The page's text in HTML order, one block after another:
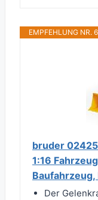
EMPFEHLUNG NR. 6
bruder
1:16
Baufahrzeug,
Der